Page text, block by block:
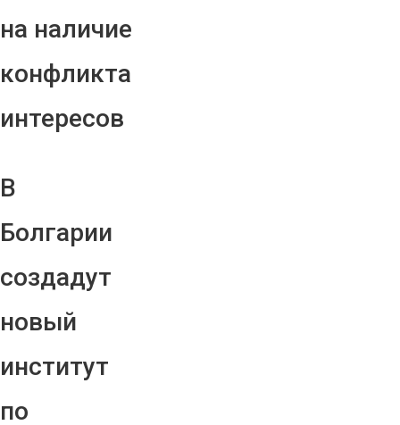
на наличие
конфликта
интересов
В
Болгарии
создадут
новый
институт
по